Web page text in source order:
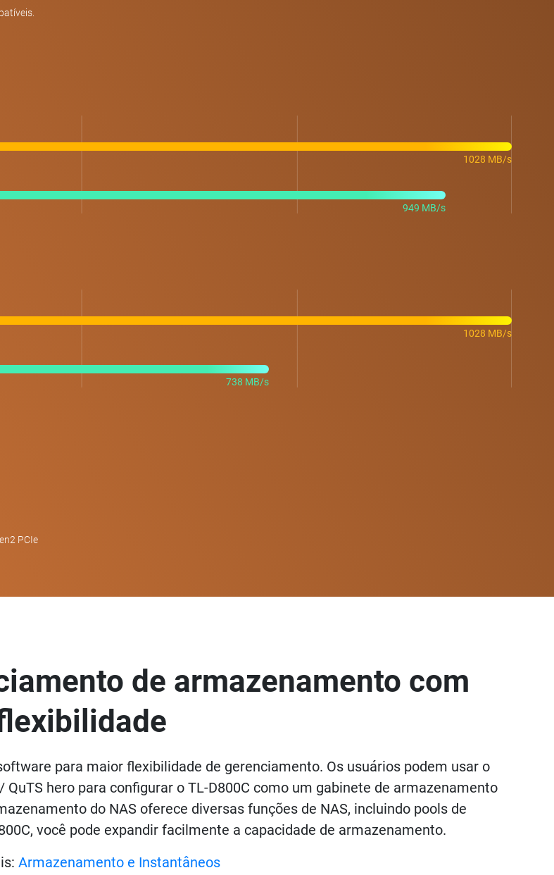
1028 MB/s
949 MB/s
1028 MB/s
738 MB/s
PCIe
de armazenamento com
para maior flexibilidade de gerenciamento. Os usuários podem usar o
hero para configurar o TL-D800C como um gabinete de armazenamento
do NAS oferece diversas funções de NAS, incluindo pools de
você pode expandir facilmente a capacidade de armazenamento.
Armazenamento e Instantâneos